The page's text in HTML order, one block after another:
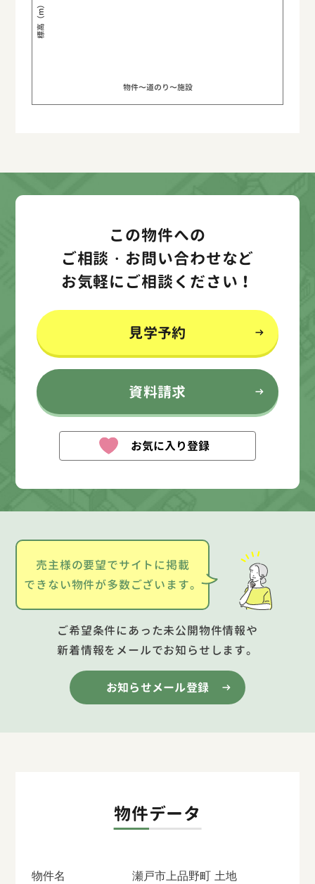
標高（m）
物件〜道のり〜施設
この物件への
ご相談・お問い合わせなど
お気軽にご相談ください！
見学予約
資料請求
お気に入り登録
売主様の要望でサイトに掲載
できない物件が多数ございます。
ご希望条件にあった未公開物件情報や
新着情報をメールでお知らせします。
お知らせメール登録
物件データ
物件名 瀬戸市上品野町 土地